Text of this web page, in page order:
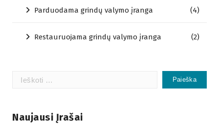
Parduodama grindų valymo įranga (4)
Restauruojama grindų valymo įranga (2)
Ieškoti:
Naujausi Įrašai